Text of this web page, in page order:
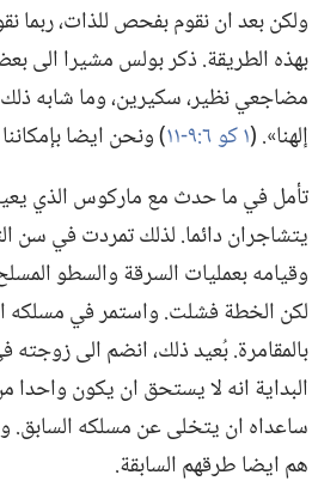
ولكن بعد ان نقوم بفحص للذات،‏ ربما
بهذه الطريقة.‏ ذكر بولس مشيرا الى
مضاجعي نظير،‏ سكيرين،‏ وما شابه
إلهنا».‏ (‏١ كو ٦:‏٩-‏١١
‏)‏ ونحن ايضا
تأمل في ما حدث مع ماركوس الذي
يتشاجران دائما.‏ لذلك تمردت في سن
وقيامه بعمليات السرقة والسطو
لكن الخطة فشلت.‏ واستمر في مسلكه
بالمقامرة.‏ بُعيد ذلك،‏ انضم الى
البداية انه لا يستحق انيكون واحدا
ساعداه ان يتخلى عن مسلكه السابق.‏
هم ايضا طرقهم السابقة.‏